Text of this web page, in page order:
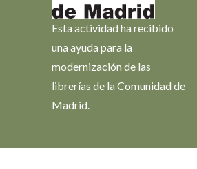
Esta actividad ha recibido
una ayuda para la
modernización de las
librerías de la Comunidad de
Madrid.